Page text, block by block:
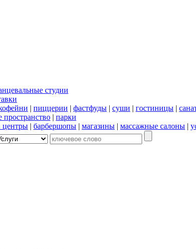
студии
| пиццерии | фастфуды | суши | гостиницы |
пространство | парки
центры | барбершопы | магазины | массажные салоны |